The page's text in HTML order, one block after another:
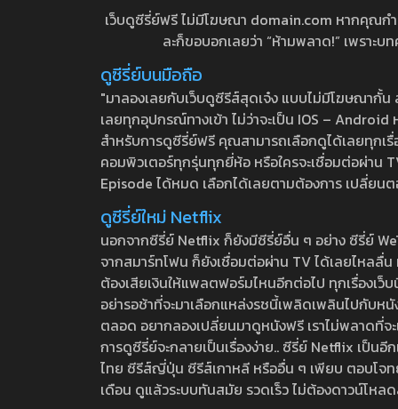
เว็บดูซีรี่ย์ฟรี ไม่มีโฆษณา domain.com หากคุณก
ละก็ขอบอกเลยว่า “ห้ามพลาด!” เพราะ
ดูซีรี่ย์บนมือถือ
"มาลองเลยกับเว็บดูซีรีส์สุดเจ๋ง แบบไม่มีโฆษณากั้
เลยทุกอุปกรณ์ทางเข้า ไม่ว่าจะเป็น IOS –
สำหรับการดูซีรี่ย์ฟรี คุณสามารถเลือกดูได้เลยทุกเ
คอมพิวเตอร์ทุกรุ่นทุกยี่ห้อ หรือใครจะเชื่อมต่อผ่าน
Episode ได้หมด เลือกได้เลยตามต้องการ เปลี่ยน
ดูซีรี่ย์ใหม่ Netflix
นอกจากซีรี่ย์ Netflix ก็ยังมีซีรี่ย์อื่น ๆ อย่าง ซีรี่ย์
จากสมาร์ทโฟน ก็ยังเชื่อมต่อผ่าน TV ได้เลยไหลลื่
ต้องเสียเงินให้แพลตฟอร์มไหนอีกต่อไป ทุกเรื่องเว็
อย่ารอช้าที่จะมาเลือกแหล่งรชนี้เพลิดเพลินไปกับห
ตลอด อยากลองเปลี่ยนมาดูหนังฟรี เราไม่พลาดที่
การดูซีรี่ย์จะกลายเป็นเรื่องง่าย.. ซีรี่ย์ Netflix เป็น
ไทย ซีรีส์ญี่ปุ่น ซีรีส์เกาหลี หรืออื่น ๆ เพียบ ตอบโจท
เดือน ดูแล้วระบบทันสมัย รวดเร็ว ไม่ต้องดาวน์โห